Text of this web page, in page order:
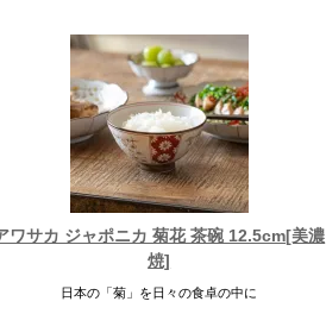
ワサカ ジャポニカ 菊花 茶碗 12.5cm[美濃
焼]
日本の「菊」を日々の食卓の中に